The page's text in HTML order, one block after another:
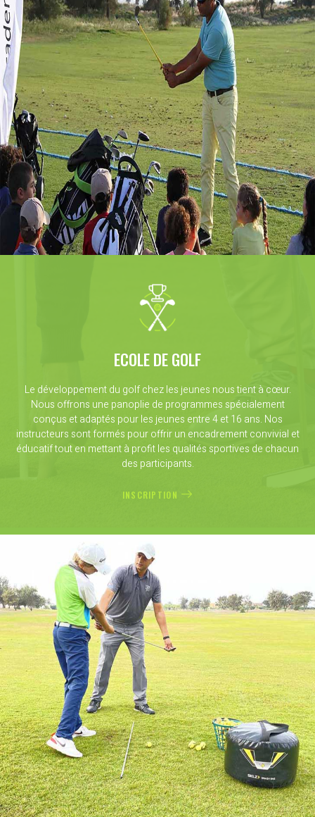
ECOLE DE GOLF
Le développement du golf chez les jeunes nous tient à cœur.
Nous offrons une panoplie de programmes spécialement
conçus et adaptés pour les jeunes entre 4 et 16 ans. Nos
instructeurs sont formés pour offrir un encadrement convivial et
éducatif tout en mettant à profit les qualités sportives de chacun
des participants.
INSCRIPTION